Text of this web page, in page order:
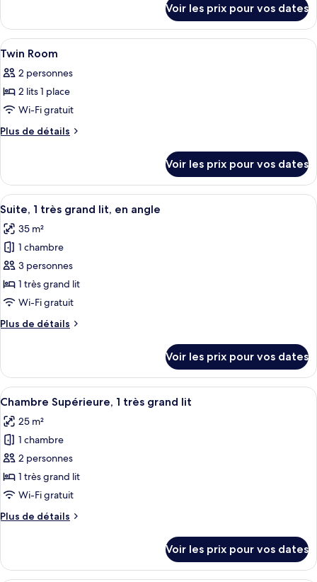
chambre :
King
Room
le
type
de
King
Room
Voir les prix pour vos dates
Afficher
toutes
les
photos
pour
ce
chambre :
Twin
Room
Literie de qualité supérieure, couette
13
Twin Room
2 personnes
2 lits 1 place
Wi-Fi gratuit
Plus de détails
Plus
le
type
de
Twin
Room
Voir les prix pour vos dates
Afficher
toutes
les
photos
pour
ce
type
chambre :
très
grand
lit,
en
angle
Une chambre d’hôtel moderne
7
Suite, 1 très grand lit, en angle
35 m²
1 chambre
3 personnes
1 très grand lit
Wi-Fi gratuit
Plus de détails
Plus
le
type
de
Suite,
grand
lit,
en
angle
Voir les prix pour vos dates
Afficher
toutes
les
photos
pour
ce
type
chambre :
Une chambre d’hôtel avec un lit, un
6
Chambre Supérieure, 1 très grand lit
25 m²
1 chambre
2 personnes
1 très grand lit
Wi-Fi gratuit
Plus de détails
Plus
le
type
Voir les prix pour vos dates